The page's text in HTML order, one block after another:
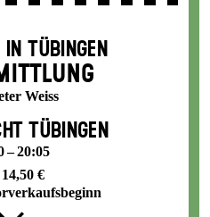
TÜBINGEN
Weiss
TÜBINGEN
– 20:05
€